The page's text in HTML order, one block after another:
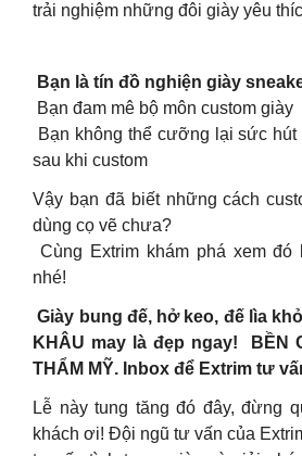
trải nghiệm những đôi giày yêu
Bạn là tín đồ nghiện giày
Bạn đam mê bộ môn custom giày
Bạn không thể cưỡng lại sức
sau khi custom
Vậy bạn đã biết những cách
dùng cọ vẽ chưa?
Cùng Extrim khám phá xem
nhé!
Giày bung đế, hở keo, đế lìa
KHÂU may là đẹp ngay! BỀN
THẨM MỸ. Inbox để Extrim tư
Lễ này tung tăng đó đây, đừng
khách ơi! Đội ngũ tư vấn của